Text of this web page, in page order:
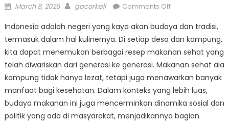
Posted
March 8, 2026 Author
gacorkali Comments Offon
Sehat
ala
Kampung:
Resep
Tradisi
untuk
Kesehatan
Indonesia adalah negeri yang kaya akan budaya dan tradisi,
termasuk dalam hal kulinernya. Di setiap desa dan kampung,
kita dapat menemukan berbagai resep makanan sehat yang
telah diwariskan dari generasi ke generasi. Makanan sehat ala
kampung tidak hanya lezat, tetapi juga menawarkan banyak
manfaat bagi kesehatan. Dalam konteks yang lebih luas,
budaya makanan ini juga mencerminkan dinamika sosial dan
politik yang ada di masyarakat, menjadikannya bagian